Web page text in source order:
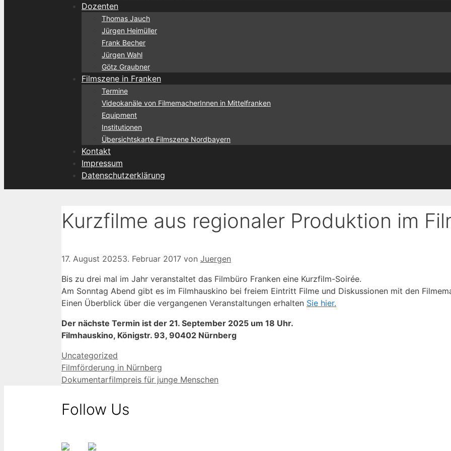
Dozenten
Thomas Jauch
Jürgen Heimüller
Frank Becher
Jürgen Wahl
Götz Graubner
Filmszene in Franken
Termine
Videokanäle von FilmemacherInnen in Mittelfranken
Equipment
Institutionen
Übersichtskarte Filmszene Nordbayern
Kontakt
Impressum
Datenschutzerklärung
Kurzfilme aus regionaler Produktion im
17. August 20253. Februar 2017 von Juergen
Bis zu drei mal im Jahr veranstaltet das Filmbüro Franken eine Kurzfilm-Soirée.
Am Sonntag Abend gibt es im Filmhauskino bei freiem Eintritt Filme und Diskussionen mit den
Einen Überblick über die vergangenen Veranstaltungen erhalten Sie hier.
Der nächste Termin ist der 21. September 2025 um 18 Uhr.
Filmhauskino, Königstr. 93, 90402 Nürnberg
Kategorien
Uncategorized
Filmförderung in Nürnberg
Dokumentarfilmpreis für junge Menschen
Follow Us